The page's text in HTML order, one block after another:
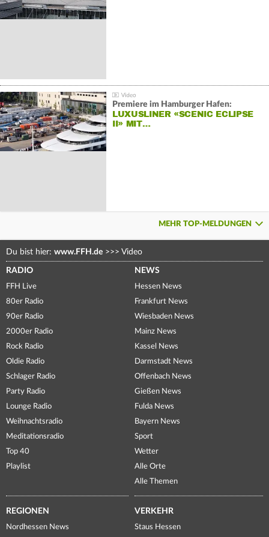
Premiere im Hamburger Hafen:
LUXUSLINER «SCENIC ECLIPSE
II» MIT…
MEHR TOP-MELDUNGEN
Du bist hier: www.FFH.de >>> Video
RADIO
FFH Live
80er Radio
90er Radio
2000er Radio
Rock Radio
Oldie Radio
Schlager Radio
Party Radio
Lounge Radio
Weihnachtsradio
Meditationsradio
Top 40
Playlist
NEWS
Hessen News
Frankfurt News
Wiesbaden News
Mainz News
Kassel News
Darmstadt News
Offenbach News
Gießen News
Fulda News
Bayern News
Sport
Wetter
Alle Orte
Alle Themen
REGIONEN
Nordhessen News
VERKEHR
Staus Hessen